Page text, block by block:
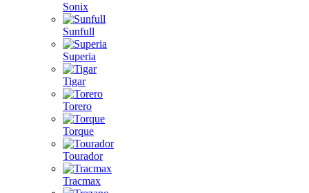
Sonix
Sunfull
Superia
Tigar
Torero
Torque
Tourador
Tracmax